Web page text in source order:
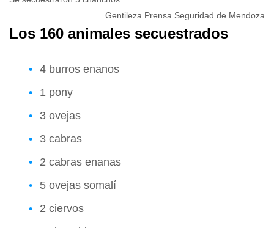
Gentileza Prensa Seguridad de Mendoza
Los 160 animales secuestrados
4 burros enanos
1 pony
3 ovejas
3 cabras
2 cabras enanas
5 ovejas somalí
2 ciervos